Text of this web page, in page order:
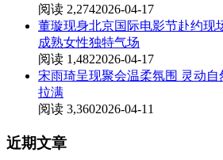
阅读 2,2742026-04-17
董璇现身北京国际电影节赴约现
成熟女性独特气场
阅读 1,4822026-04-17
宋雨琦呈现聚会温柔氛围 灵动
拉满
阅读 3,3602026-04-11
近期文章